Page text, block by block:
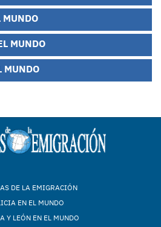
MUNDO
MUNDO
DE LA EMIGRACIÓN
EN EL MUNDO
Y LEÓN EN EL MUNDO